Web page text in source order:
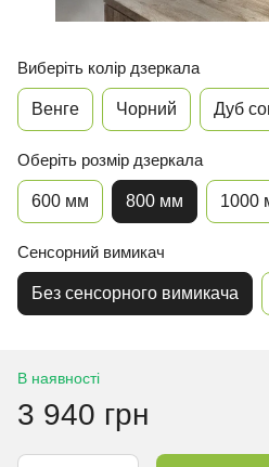
Виберіть колір дзеркала
Венге Чорний Дуб
Оберіть розмір дзеркала
600 мм 800 мм 1000
Сенсорний вимикач
Без сенсорного вимикача
В наявності
3 940 грн